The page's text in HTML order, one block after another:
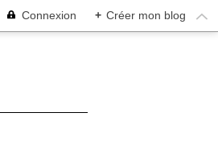
Connexion + Créer mon blog